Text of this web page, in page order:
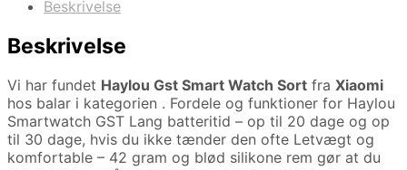
Beskrivelse
Beskrivelse
Vi har fundet Haylou Gst Smart Watch Sort fra Xiaomi
hos balar i kategorien . Fordele og funktioner for Haylou
Smartwatch GST Lang batteritid – op til 20 dage og op
til 30 dage, hvis du ikke tænder den ofte Letvægt og
komfortable – 42 gram og blød silikone rem gør at du